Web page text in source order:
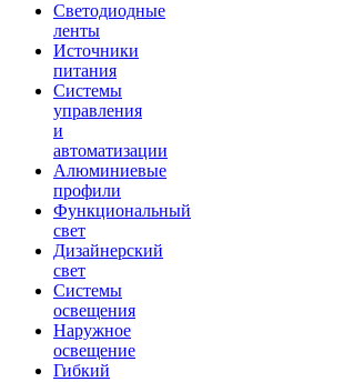
Светодиодные
ленты
Источники
питания
Системы
управления
и
автоматизации
Алюминиевые
профили
Функциональный
свет
Дизайнерский
свет
Системы
освещения
Наружное
освещение
Гибкий